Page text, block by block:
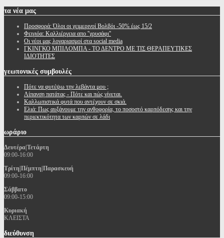
τα νέα μας
Προσφορά: Όλοι οι χειμερινοί Βολβόι -50% έως 15/2
Φειγιόα: Καλλιέργεια απο ''χρυσάφι''
Oι νέοι μας λογαριασμοί στα social media
ΓΚΙΝΓΚΟ ΜΠΙΛΟΜΠΑ - ΤΟ ΔΕΝΤΡΟ ΜΕ ΤΙΣ ΘΕΡΑΠΕΥΤΙΚΕΣ
ΙΔΙΟΤΗΤΕΣ
γεωπονικές συμβουλές
Πότε να φυτέψω την λεβάντα μου ;
Λίπανση πατάτας - Πότε και πώς γίνεται.
Καλλωπιστικά φυτά που αντέχουν σε σκιά.
Ελιά: Πως αυξάνουμε την ανθοφορία, το ποσοστό καρπόδεσης και την
περιεκτικότητα των καρπών σε λάδι
ωράριο
Δευτέρα|Τετάρτη
09:00-16:00
Τρίτη|Πέμπτη|Παρασκευή
09:00-16:00
Σάββατο
09:00-15:00
Κυριακή
ΚΛΕΙΣΤΑ
διεύθυνση